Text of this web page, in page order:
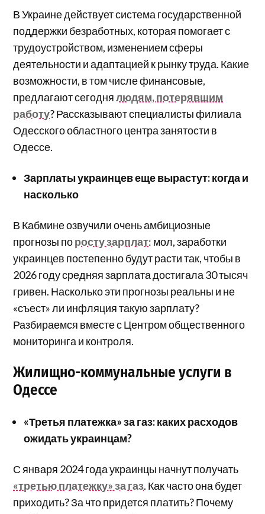
В Украине действует система государственной
поддержки безработных, которая помогает с
трудоустройством, изменением сферы
деятельности и адаптацией к рынку труда. Какие
возможности, в том числе финансовые,
предлагают сегоднялюдям, потерявшим
работу? Рассказывают специалисты филиала
Одесского областного центра занятости в
Одессе.
Зарплаты украинцев еще вырастут: когда и
насколько
В Кабмине озвучили очень амбициозные
прогнозы поросту зарплат: мол, заработки
украинцев постепенно будут расти так, чтобы в
2026 году средняя зарплата достигала 30 тысяч
гривен. Насколько эти прогнозы реальны и не
«съест» ли инфляция такую зарплату?
Разбираемся вместе с Центром общественного
мониторинга и контроля.
Жилищно-коммунальные услуги в
Одессе
«Третья платежка» за газ: каких расходов
ожидать украинцам?
С января 2024 года украинцы начнут получать
«третью платежку» за газ. Как часто она будет
приходить? За что придется платить? Почему